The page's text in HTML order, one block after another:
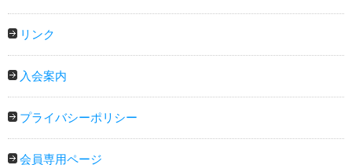
リンク
入会案内
プライバシーポリシー
会員専用ページ